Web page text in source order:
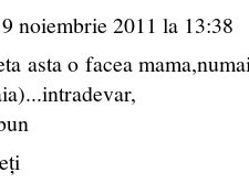
9 noiembrie 2011 la 13:38
asta o facea